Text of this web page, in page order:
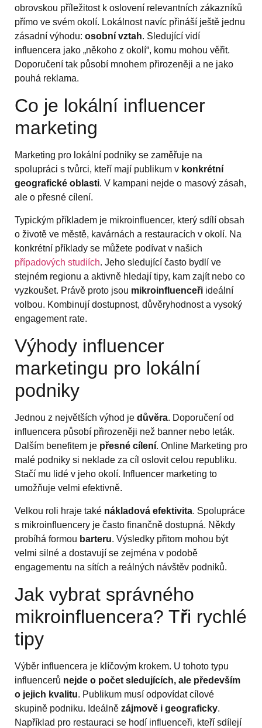
obrovskou příležitost k oslovení relevantních zákazníků
přímo ve svém okolí. Lokálnost navíc přináší ještě jednu
zásadní výhodu: osobní vztah. Sledující vidí
influencera jako „někoho z okolí“, komu mohou věřit.
Doporučení tak působí mnohem přirozeněji a ne jako
pouhá reklama.
Co je lokální influencer
marketing
Marketing pro lokální podniky se zaměřuje na
spolupráci s tvůrci, kteří mají publikum v konkrétní
geografické oblasti. V kampani nejde o masový zásah,
ale o přesné cílení.
Typickým příkladem je mikroinfluencer, který sdílí obsah
o životě ve městě, kavárnách a restauracích v okolí. Na
konkrétní příklady se můžete podívat v našich
případových studiích. Jeho sledující často bydlí ve
stejném regionu a aktivně hledají tipy, kam zajít nebo co
vyzkoušet. Právě proto jsou mikroinfluenceři ideální
volbou. Kombinují dostupnost, důvěryhodnost a vysoký
engagement rate.
Výhody influencer
marketingu pro lokální
podniky
Jednou z největších výhod je důvěra. Doporučení od
influencera působí přirozeněji než banner nebo leták.
Dalším benefitem je přesné cílení. Online Marketing pro
malé podniky si neklade za cíl oslovit celou republiku.
Stačí mu lidé v jeho okolí. Influencer marketing to
umožňuje velmi efektivně.
Velkou roli hraje také nákladová efektivita. Spolupráce
s mikroinfluencery je často finančně dostupná. Někdy
probíhá formou barteru. Výsledky přitom mohou být
velmi silné a dostavují se zejména v podobě
engagementu na sítích a reálných návštěv podniků.
Jak vybrat správného
mikroinfluencera? Tři rychlé
tipy
Výběr influencera je klíčovým krokem. U tohoto typu
influencerů nejde o počet sledujících, ale především
o jejich kvalitu. Publikum musí odpovídat cílové
skupině podniku. Ideálně zájmově i geograficky.
Například pro restauraci se hodí influenceři, kteří sdílejí